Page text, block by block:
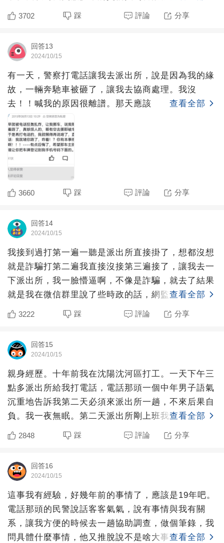
養。滿腦子想怎
3702 踩 評論 分享
回答13
2024/10/15
有一天，警察打電話讓我去派出所，說是因為我的緣
故，一輛奔馳車被砸了，讓我去協商處理。我沒
去！！喊我的原因很離譜。那天應該
查看全部
3660 踩 評論 分享
回答14
2024/10/15
我接到過打第一遍一聽是派出所直接掛了，想都沒想
就是詐騙打第二遍我直接沒接第三遍接了，讓我去一
下派出所，我一臉懵逼啊，不像是詐騙，就去了結果
就是我在微信群里說了些時政的話，網監部門要求派
出所查我，聊的啥
查看全部
3222 踩 評論 分享
回答15
2024/10/15
親身經歷。十年前我在沈陽沈河區打工。一天下午三
點多派出所給我打電話，電話那頭一個中年男子語氣
沉重地告訴我第二天必須來派出所一趟，不來后果自
負。我一夜無眠。第二天派出所剛上班我就到了。接
待說負責我的同事
查看全部
2848 踩 評論 分享
回答16
2024/10/15
這事我有經驗，好幾年前的事情了，應該是19年吧。
電話那頭的民警說話客客氣氣，說有事情與我有關
系，讓我方便的時候去一趟協助調查，做個筆錄，我
問具體什麼事情，他又推脫說不是啥大事，過來就知
查看全部